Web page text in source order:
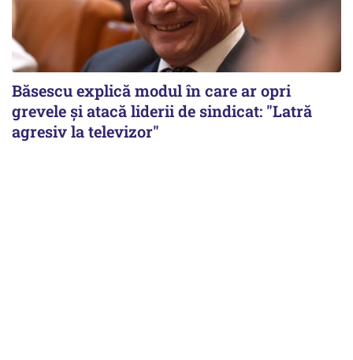
Băsescu explică modul în care ar opri
grevele și atacă liderii de sindicat: "Latră
agresiv la televizor"